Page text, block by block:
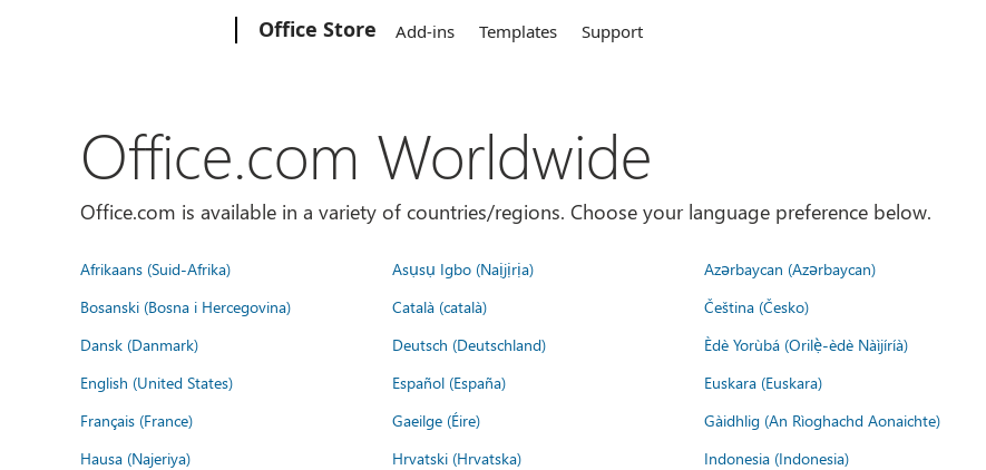
Office Store Add-ins Templates Support
Office.com Worldwide
Office.com is available in a variety of countries/regions. Choose your language preference below.
Afrikaans (Suid-Afrika) Asụsụ Igbo (Naịjịrịa) Azərbaycan (Azərbaycan)
Bosanski (Bosna i Hercegovina)
Català (català) Čeština (Česko)
Dansk (Danmark)
Deutsch (Deutschland) Èdè Yorùbá (Orilẹ̀-èdè Nàìjíríà)
English (United States)
Español (España) Euskara (Euskara)
Français (France)
Gaeilge (Éire) Gàidhlig (An Rìoghachd Aonaichte)
Hausa (Najeriya)
Hrvatski (Hrvatska) Indonesia (Indonesia)